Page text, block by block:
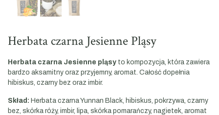
Herbata czarna Jesienne Pląsy
Herbata czarna Jesienne pląsy to kompozycja, która zawiera
bardzo aksamitny oraz przyjemny, aromat. Całość dopełnia
hibiskus, czarny bez oraz imbir.
Skład: Herbata czarna Yunnan Black, hibiskus, pokrzywa, czarny
bez, skórka róży, imbir, lipa, skórka pomarańczy, nagietek, aromat